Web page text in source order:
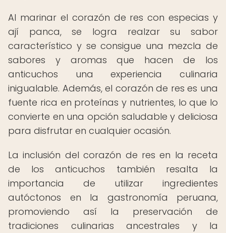
Al marinar el corazón de res con especias y
ají panca, se logra realzar su sabor
característico y se consigue una mezcla de
sabores y aromas que hacen de los
anticuchos una experiencia culinaria
inigualable. Además, el corazón de res es una
fuente rica en proteínas y nutrientes, lo que lo
convierte en una opción saludable y deliciosa
para disfrutar en cualquier ocasión.
La inclusión del corazón de res en la receta
de los anticuchos también resalta la
importancia de utilizar ingredientes
autóctonos en la gastronomía peruana,
promoviendo así la preservación de
tradiciones culinarias ancestrales y la